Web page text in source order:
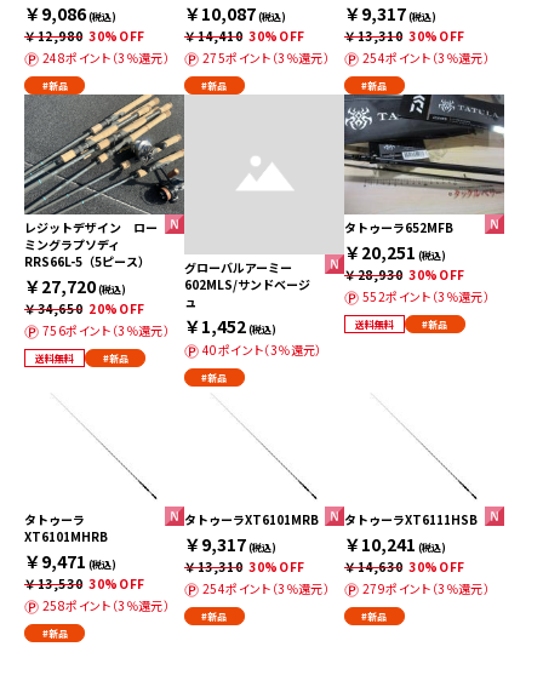
￥9,086(税込)
￥12,980 30%OFF
248ポイント（3％還元）
#新品
￥10,087(税込)
￥14,410 30%OFF
275ポイント（3％還元）
#新品
￥9,317(税込)
￥13,310 30%OFF
254ポイント（3％還元）
#新品
レジットデザイン ロー
ミングラプソディ
RRS66L-5（5ピース）
￥27,720(税込)
￥34,650 20%OFF
756ポイント（3％還元）
送料無料 #新品
グローバルアーミー
602MLS/サンドベージ
ュ
￥1,452(税込)
40ポイント（3％還元）
#新品
タトゥーラ652MFB
￥20,251 (税込)
￥28,930 30%OFF
552ポイント（3％還元）
送料無料 #新品
タトゥーラ
XT6101MHRB
￥9,471 (税込)
￥13,530 30%OFF
258ポイント（3％還元）
#新品
タトゥーラXT6101MRB
￥9,317(税込)
￥13,310 30%OFF
254ポイント（3％還元）
#新品
タトゥーラXT6111HSB
￥10,241 (税込)
￥14,630 30%OFF
279ポイント（3％還元）
#新品